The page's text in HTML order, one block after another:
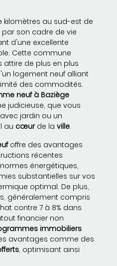
kilomètres au sud-est de
par son cadre de vie
d'une excellente
Cette commune
attire de plus en plus
logement neuf alliant
des commodités.
neuf à Baziège
judicieuse, que vous
avec jardin ou un
au cœurde la ville.
offre des avantages
récentes
énergétiques,
substantielles sur vos
optimal. De plus,
généralement compris
contre 7 à 8% dans
financier non
immobiliers
avantages comme des
, optimisant ainsi